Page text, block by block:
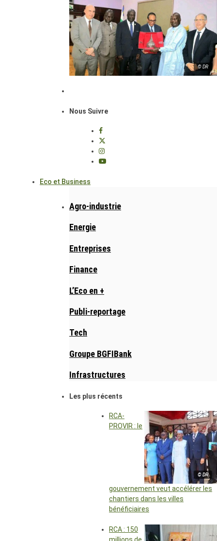
© DR
Nous Suivre
Eco et Business
Agro-industrie
Energie
Entreprises
Finance
L’Eco en +
Publi-reportage
Tech
Groupe BGFIBank
Infrastructures
Les plus récents
© DR
RCA-
PROVIR : le
gouvernement veut accélérer les
chantiers dans les villes
bénéficiaires
RCA : 150
millions de